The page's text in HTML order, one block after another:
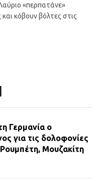
«περπατάνε»
κόβουν βόλτες στις
Γερμανία ο
για τις δολοφονίες
Μουζακίτη